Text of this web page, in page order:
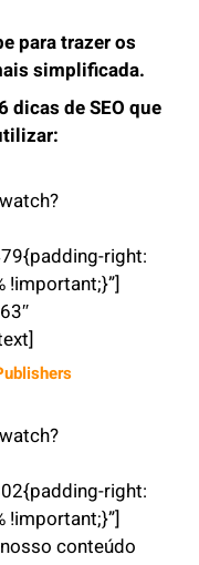
para trazer os
simplificada.
dicas de SEO que
right:
!important;}”]
right:
!important;}”]
conteúdo